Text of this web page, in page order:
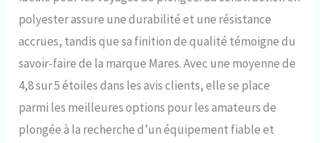
polyester assure une durabilité et une résistance
accrues, tandis que sa finition de qualité témoigne du
savoir-faire de la marque Mares. Avec une moyenne de
4,8 sur 5 étoiles dans les avis clients, elle se place
parmi les meilleures options pour les amateurs de
plongée à la recherche d’un équipement fiable et